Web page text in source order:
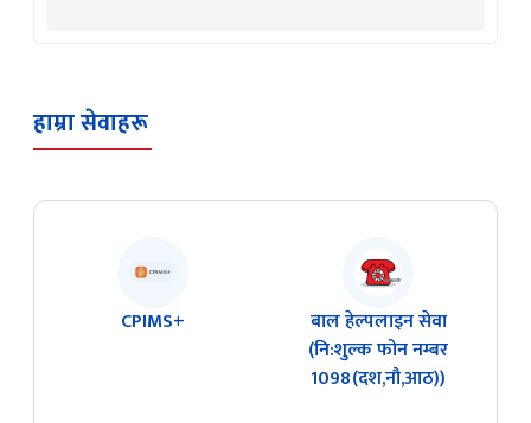
हाम्रा सेवाहरू
CPIMS+
बाल हेल्पलाइन सेवा
(नि:शुल्क फोन नम्बर
1098(दश,नौ,आठ))